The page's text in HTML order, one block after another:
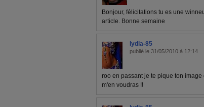
Bonjour, félicitations tu es une
article. Bonne semaine
lydia-85
publié le 31/05/2010 à 12:14
roo en passant je te pique ton
m'en voudras !!